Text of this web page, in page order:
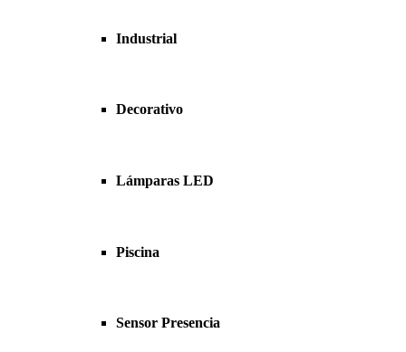
Industrial
Decorativo
Lámparas LED
Piscina
Sensor Presencia